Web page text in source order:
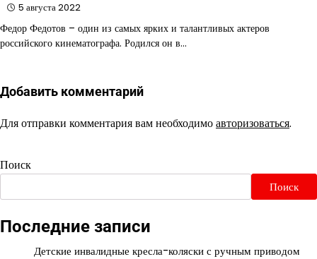
5 августа 2022
Федор Федотов – один из самых ярких и талантливых актеров
российского кинематографа. Родился он в…
Добавить комментарий
Для отправки комментария вам необходимоавторизоваться.
Поиск
Поиск
Последние записи
Детские инвалидные кресла-коляски с ручным приводом